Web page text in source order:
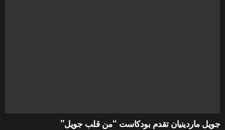
جويل ماردينيان تقدم بودكاست “من قلب جويل”